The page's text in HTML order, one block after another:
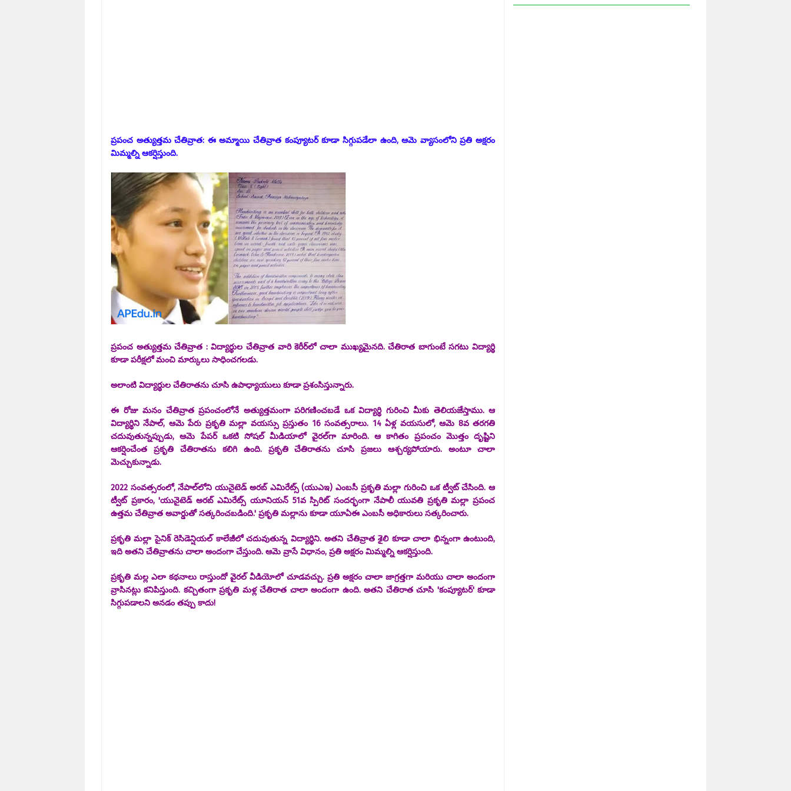
ప్రపంచ అత్యుత్తమ చేతివ్రాత: ఈ అమ్మాయి చేతివ్రాత కంప్యూటర్ కూడా సిగ్గుపడేలా ఉంది, ఆమె వ్యాసంలోని ప్రతి అక్షరం
మిమ్మల్ని ఆకర్షిస్తుంది.
ప్రపంచ అత్యుత్తమ చేతివ్రాత : విద్యార్థుల చేతివ్రాత వారి కెరీర్‌లో చాలా ముఖ్యమైనది. చేతిరాత బాగుంటే సగటు విద్యార్థి
కూడా పరీక్షలో మంచి మార్కులు సాధించగలడు.
అలాంటి విద్యార్థుల చేతిరాతను చూసి ఉపాధ్యాయులు కూడా ప్రశంసిస్తున్నారు.
ఈ రోజు మనం చేతివ్రాత ప్రపంచంలోనే అత్యుత్తమంగా పరిగణించబడే ఒక విద్యార్థి గురించి మీకు తెలియజేస్తాము. ఆ
విద్యార్థిని నేపాల్‌, ఆమె పేరు ప్రకృతి మల్లా వయస్సు ప్రస్తుతం 16 సంవత్సరాలు. 14 ఏళ్ల వయసులో, ఆమె 8వ తరగతి
చదువుతున్నప్పుడు, ఆమె పేపర్ ఒకటి సోషల్ మీడియాలో వైరల్‌గా మారింది. ఆ కాగితం ప్రపంచం మొత్తం దృష్టిని
ఆకర్షించేంత ప్రకృతి చేతిరాతను కలిగి ఉంది. ప్రకృతి చేతిరాతను చూసి ప్రజలు ఆశ్చర్యపోయారు. అంటూ చాలా
మెచ్చుకున్నాడు.
2022 సంవత్సరంలో, నేపాల్‌లోని యునైటెడ్ అరబ్ ఎమిరేట్స్ (యుఎఇ) ఎంబసీ ప్రకృతి మల్లా గురించి ఒక ట్వీట్ చేసింది. ఆ
ట్వీట్ ప్రకారం, 'యునైటెడ్ అరబ్ ఎమిరేట్స్ యూనియన్ 51వ స్పిరిట్ సందర్భంగా నేపాలీ యువతి ప్రకృతి మల్లా ప్రపంచ
ఉత్తమ చేతివ్రాత అవార్డుతో సత్కరించబడింది.' ప్రకృతి మల్లాను కూడా యూఏఈ ఎంబసీ అధికారులు సత్కరించారు.
ప్రకృతి మల్లా సైనిక్ రెసిడెన్షియల్ కాలేజీలో చదువుతున్న విద్యార్థిని. అతని చేతివ్రాత శైలి కూడా చాలా భిన్నంగా ఉంటుంది,
ఇది అతని చేతివ్రాతను చాలా అందంగా చేస్తుంది. ఆమె వ్రాసే విధానం, ప్రతి అక్షరం మిమ్మల్ని ఆకర్షిస్తుంది.
ప్రకృతి మల్ల ఎలా కథనాలు రాస్తుందో వైరల్ వీడియోలో చూడవచ్చు. ప్రతి అక్షరం చాలా జాగ్రత్తగా మరియు చాలా అందంగా
వ్రాసినట్లు కనిపిస్తుంది. కచ్చితంగా ప్రకృతి మళ్ల చేతిరాత చాలా అందంగా ఉంది. అతని చేతిరాత చూసి 'కంప్యూటర్' కూడా
సిగ్గుపడాలని అనడం తప్పు కాదు!